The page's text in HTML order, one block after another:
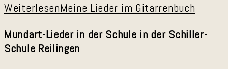
WeiterlesenMeine Lieder im Gitarrenbuch
Mundart-Lieder in der Schule in der Schiller-
Schule Reilingen